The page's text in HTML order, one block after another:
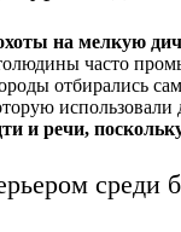
на мелкую
часто
отбирались
и речи,
среди